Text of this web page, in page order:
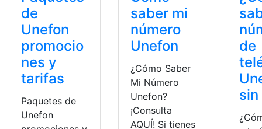
de
Unefon
promocio
nes y
tarifas
Paquetes de
Unefon
saber mi
número
Unefon
¿Cómo Saber
Mi Número
Unefon?
¡Consulta
AQUÍ! Si tienes
de
sin